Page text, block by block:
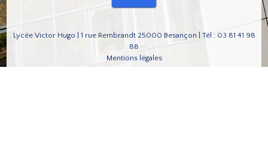
Lycée Victor Hugo | 1 rue Rembrandt 25000 Besançon | Tél : 03 81 41 98
88
Mentions légales